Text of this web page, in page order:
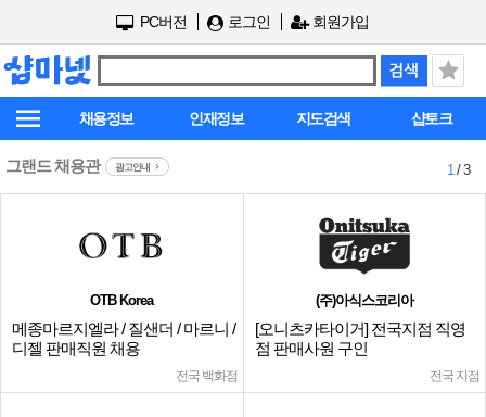
PC버전 로그인 회원가입
채용정보 인재정보 지도검색 샵토크
그랜드 채용관 광고안내 1/ 3
OTB Korea
메종마르지엘라 / 질샌더 / 마르니 /
디젤 판매직원 채용
전국 백화점
(주)아식스코리아
[오니츠카타이거] 전국지점 직영
점 판매사원 구인
전국 지점